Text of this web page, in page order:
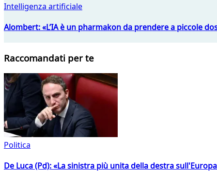
Intelligenza artificiale
Alombert: «L’IA è un pharmakon da prendere a piccole
Raccomandati per te
Politica
De Luca (Pd): «La sinistra più unita della destra